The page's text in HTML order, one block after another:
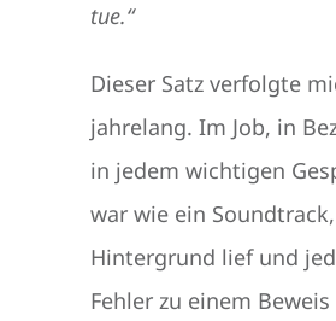
tue.“
Dieser Satz verfolgte
jahrelang. Im Job, in
in jedem wichtigen
war wie ein
Hintergrund lief und
Fehler zu einem